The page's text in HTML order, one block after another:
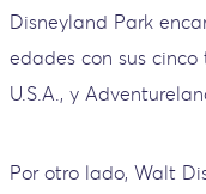
Disneyland Park
edades con sus
U.S.A., y
Por otro lado, Walt